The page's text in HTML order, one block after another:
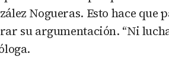
Nogueras. Esto hace que
su argumentación. “Ni